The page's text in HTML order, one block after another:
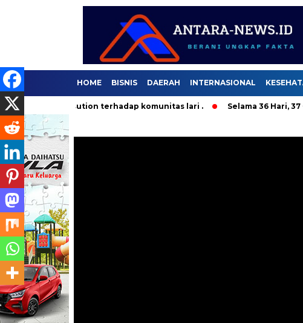
HOME BISNIS DAERAH INTERNASIONAL
Nasution terhadap komunitas lari . Selama 36 Hari, 37 Orang